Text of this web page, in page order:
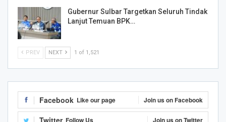
Gubernur Sulbar Targetkan Seluruh Tindak
Lanjut Temuan BPK…
PREV NEXT 1 of 1,521
Facebook Like our page Join us on Facebook
Follow Us Join us on Twitter